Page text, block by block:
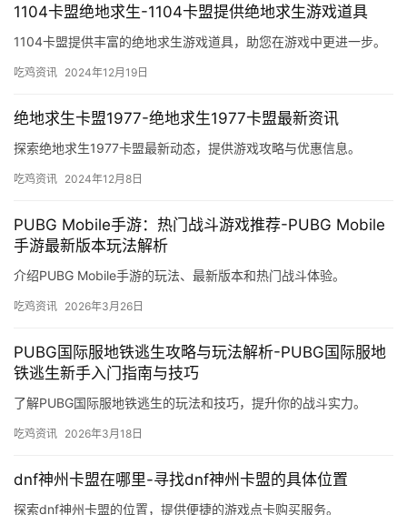
1104卡盟绝地求生-1104卡盟提供绝地求生游戏道具
1104卡盟提供丰富的绝地求生游戏道具，助您在游戏中更进一步。
吃鸡资讯 2024年12月19日
绝地求生卡盟1977-绝地求生1977卡盟最新资讯
探索绝地求生1977卡盟最新动态，提供游戏攻略与优惠信息。
吃鸡资讯 2024年12月8日
PUBG Mobile手游：热门战斗游戏推荐-PUBG Mobile
手游最新版本玩法解析
介绍PUBG Mobile手游的玩法、最新版本和热门战斗体验。
吃鸡资讯 2026年3月26日
PUBG国际服地铁逃生攻略与玩法解析-PUBG国际服地
铁逃生新手入门指南与技巧
了解PUBG国际服地铁逃生的玩法和技巧，提升你的战斗实力。
吃鸡资讯 2026年3月18日
dnf神州卡盟在哪里-寻找dnf神州卡盟的具体位置
探索dnf神州卡盟的位置，提供便捷的游戏点卡购买服务。